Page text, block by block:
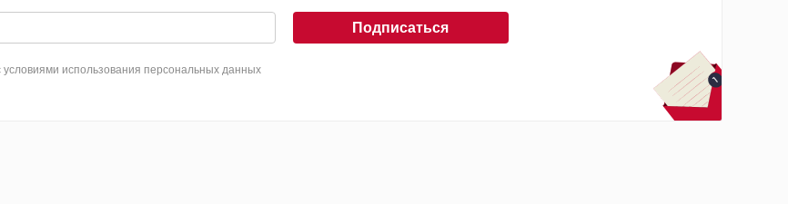
условиями использования персональных данных
Подписаться